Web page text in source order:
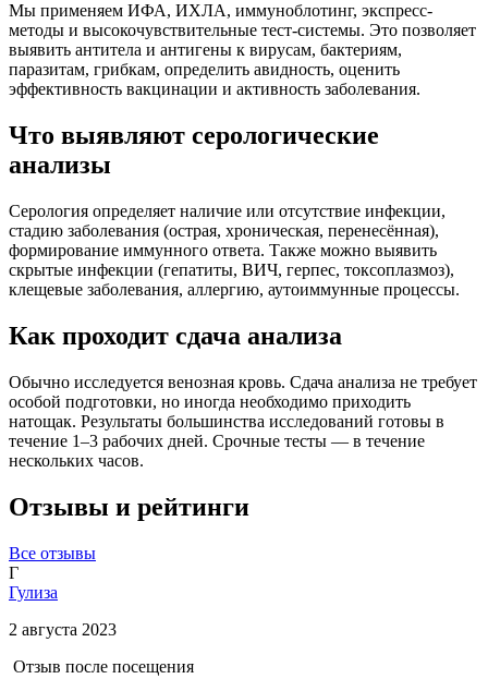
Мы применяем ИФА, ИХЛА, иммуноблотинг, экспресс-
методы и высокочувствительные тест-системы. Это позволяет
выявить антитела и антигены к вирусам, бактериям,
паразитам, грибкам, определить авидность, оценить
эффективность вакцинации и активность заболевания.
Что выявляют серологические
анализы
Серология определяет наличие или отсутствие инфекции,
стадию заболевания (острая, хроническая, перенесённая),
формирование иммунного ответа. Также можно выявить
скрытые инфекции (гепатиты, ВИЧ, герпес, токсоплазмоз),
клещевые заболевания, аллергию, аутоиммунные процессы.
Как проходит сдача анализа
Обычно исследуется венозная кровь. Сдача анализа не требует
особой подготовки, но иногда необходимо приходить
натощак. Результаты большинства исследований готовы в
течение 1–3 рабочих дней. Срочные тесты — в течение
нескольких часов.
Отзывы и рейтинги
Все отзывы
Г
Гулиза
2 августа 2023
Отзыв после посещения